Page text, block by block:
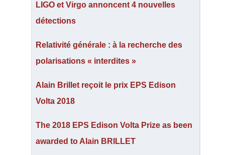
LIGO et Virgo annoncent 4 nouvelles
détections
Relativité générale : à la recherche des
polarisations « interdites »
Alain Brillet reçoit le prix EPS Edison
Volta 2018
The 2018 EPS Edison Volta Prize as been
awarded to Alain BRILLET